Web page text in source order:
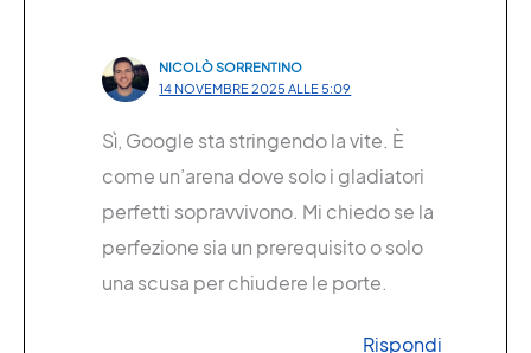
NICOLÒ SORRENTINO
14 NOVEMBRE 2025 ALLE 5:09
Sì, Google sta stringendo la vite. È
come un’arena dove solo i gladiatori
perfetti sopravvivono. Mi chiedo se la
perfezione sia un prerequisito o solo
una scusa per chiudere le porte.
Rispondi